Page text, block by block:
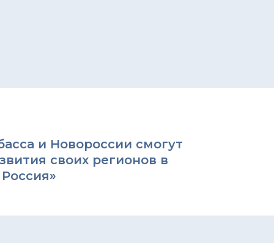
и Новороссии смогут
своих регионов в